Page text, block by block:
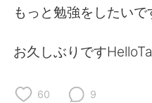
简体中文 繁
Español
Français
もっと勉強をしたい
お久しぶりです
60 9